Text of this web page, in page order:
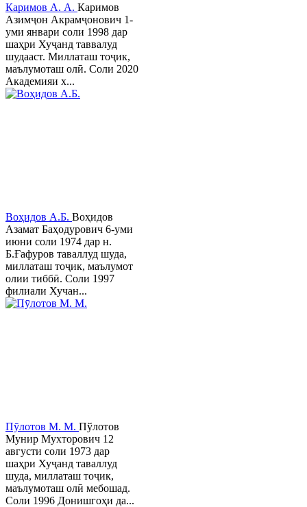
Каримов А. А. Каримов
Азимҷон Акрамҷонович 1-
уми январи соли 1998 дар
шаҳри Хуҷанд таввалуд
шудааст. Миллаташ тоҷик,
маълумоташ олӣ. Соли 2020
Академияи х...
Воҳидов А.Б. Воҳидов
Азамат Баҳодурович 6-уми
июни соли 1974 дар н.
Б.Ғафуров таваллуд шуда,
миллаташ тоҷик, маълумот
олии тиббӣ. Соли 1997
филиали Хучан...
Пӯлотов М. М. Пўлотов
Мунир Мухторович 12
августи соли 1973 дар
шаҳри Хуҷанд таваллуд
шуда, миллаташ тоҷик,
маълумоташ олӣ мебошад.
Соли 1996 Донишгоҳи да...